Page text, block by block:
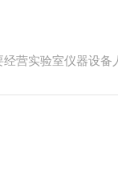
营实验室仪器设备